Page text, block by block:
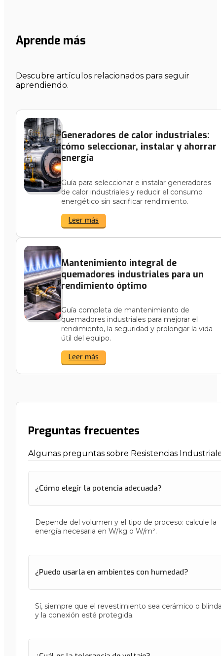
Aprende más
Descubre artículos relacionados para seguir
aprendiendo.
Generadores de calor industriales:
cómo seleccionar, instalar y ahorrar
energía
Guía para seleccionar e instalar generadores
de calor industriales y reducir el consumo
energético sin sacrificar rendimiento.
Leer más
Mantenimiento integral de
quemadores industriales para un
rendimiento óptimo
Guía completa de mantenimiento de
quemadores industriales para mejorar el
rendimiento, la seguridad y prolongar la vida
útil del equipo.
Leer más
Preguntas frecuentes
Algunas preguntas sobre Resistencias
¿Cómo elegir la potencia adecuada?
Depende del volumen y el tipo de proceso: calcule la
energía necesaria en W/kg o W/m².
¿Puedo usarla en ambientes con humedad?
Sí, siempre que el revestimiento sea cerámico o
y la conexión esté protegida.